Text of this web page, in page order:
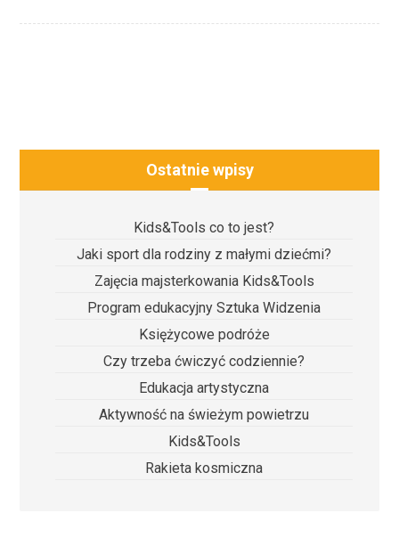
Ostatnie wpisy
Kids&Tools co to jest?
Jaki sport dla rodziny z małymi dziećmi?
Zajęcia majsterkowania Kids&Tools
Program edukacyjny Sztuka Widzenia
Księżycowe podróże
Czy trzeba ćwiczyć codziennie?
Edukacja artystyczna
Aktywność na świeżym powietrzu
Kids&Tools
Rakieta kosmiczna